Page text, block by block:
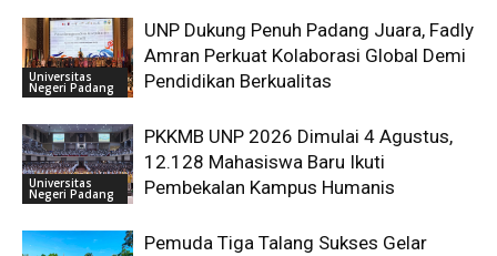
Universitas
Negeri Padang
UNP Dukung Penuh Padang Juara, Fadly
Amran Perkuat Kolaborasi Global Demi
Pendidikan Berkualitas
Universitas
Negeri Padang
PKKMB UNP 2026 Dimulai 4 Agustus,
12.128 Mahasiswa Baru Ikuti
Pembekalan Kampus Humanis
Pemuda Tiga Talang Sukses Gelar